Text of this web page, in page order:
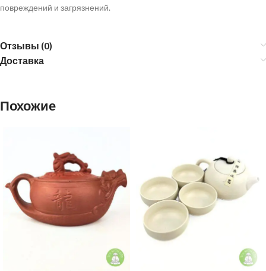
повреждений и загрязнений.
Отзывы (0)
Доставка
Похожие